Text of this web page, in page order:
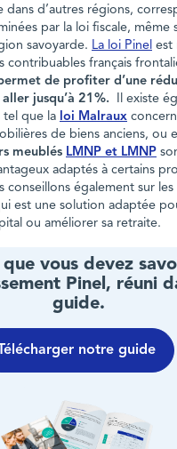
dans d’autres régions,
par la loi fiscale, même
savoyarde. La loi Pinel est
contribuables français
de profiter d’une
jusqu’à 21%.
Il existe
tel que la loi Malraux
de biens anciens, ou
meublés LMNP et LMNP
adaptés à certains
conseillons également sur les
est une solution adaptée
ou améliorer sa retraite.
que vous devez
Pinel, réuni
guide.
Télécharger notre guide